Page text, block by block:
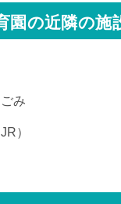
園の近隣の施
み
）